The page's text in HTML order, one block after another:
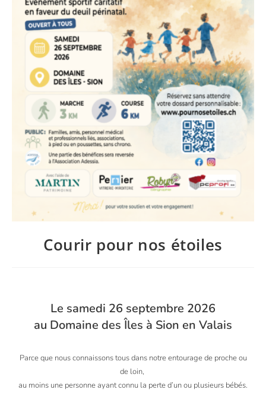
Courir pour nos étoiles
Le samedi 26 septembre 2026
au Domaine des Îles à Sion en Valais
Parce que nous connaissons tous dans notre entourage de proche ou
de loin,
au moins une personne ayant connu la perte d’un ou plusieurs bébés.